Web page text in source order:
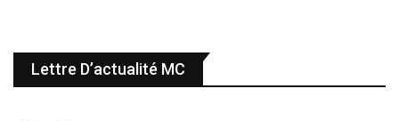
Lettre D’actualité MC